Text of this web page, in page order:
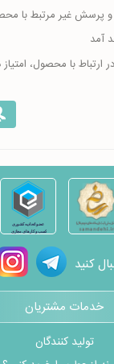
و پرسش غیر مرتبط با
آمد
ارتباط با محصول،
کنید
خدمات مشتریان
تولید کنندگان